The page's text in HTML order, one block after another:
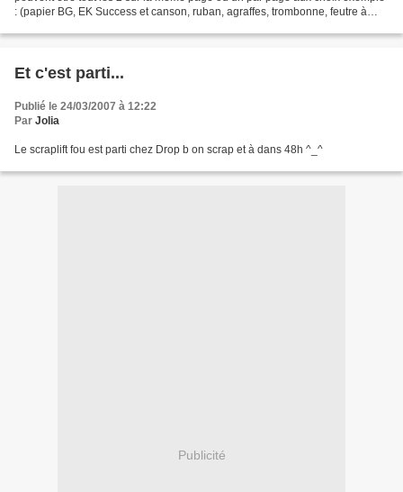
: (papier BG, EK Success et canson, ruban, agraffes, trombonne, feutre à
Et c'est parti...
Publié le 24/03/2007 à 12:22
Par Jolia
Le scraplift fou est parti chez Drop b on scrap et à dans 48h ^_^
Publicité